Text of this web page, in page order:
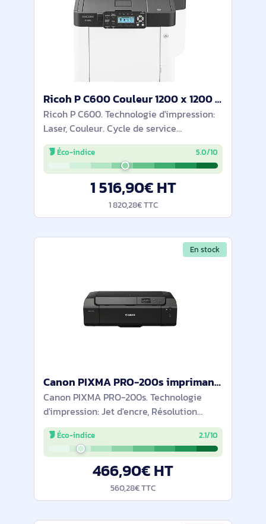
Ricoh P C600 Couleur 1200 x 1200 DPI A4 - 945385
Ricoh P C600. Technologie d'impression:
Laser, Couleur. Cycle de service
(Maximum): 150000 pages par mois.
Résolution maximale: 1200 x 1200 DPI.
Taille de papier de série A ISO maximum:
A4. Vitesse
Éco-indice 5.0/10
1 516,90€ HT
1 820,28€ TTC
En stock
Canon PIXMA PRO-200s imprimante photo Jet d'encre 4800 x 2400 DPI Wifi - 6875C009
Canon PIXMA PRO-200s. Technologie
d'impression: Jet d'encre, Résolution
maximale: 4800 x 2400 DPI, Impression
sans marge. Wifi. Couleur du produit: Noir
Éco-indice 2.1/10
466,90€ HT
560,28€ TTC